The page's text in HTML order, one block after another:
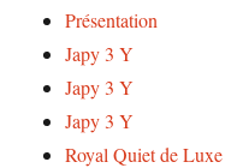
Présentation
Japy 3 Y
Japy 3 Y
Japy 3 Y
Royal Quiet de Luxe